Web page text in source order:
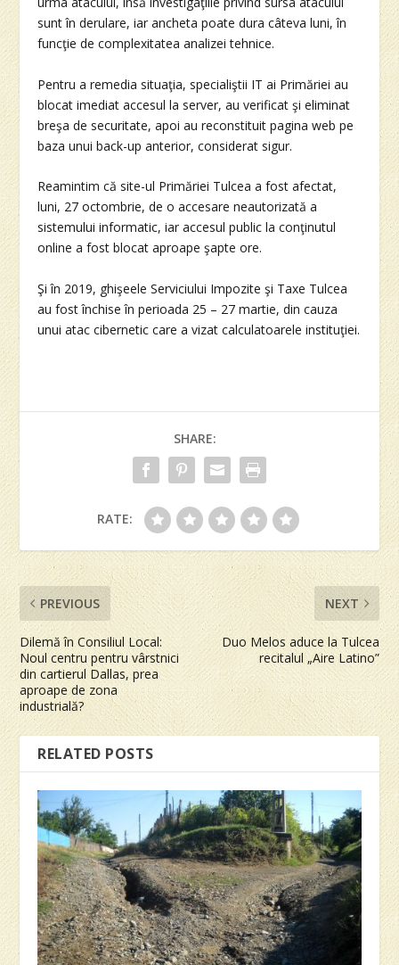
sunt în derulare, iar ancheta poate dura câteva luni, în
funcţie de complexitatea analizei tehnice.
Pentru a remedia situaţia, specialiştii IT ai Primăriei au
blocat imediat accesul la server, au verificat şi eliminat
breşa de securitate, apoi au reconstituit pagina web pe
baza unui back-up anterior, considerat sigur.
Reamintim că site-ul Primăriei Tulcea a fost afectat,
luni, 27 octombrie, de o accesare neautorizată a
sistemului informatic, iar accesul public la conţinutul
online a fost blocat aproape şapte ore.
Şi în 2019, ghişeele Serviciului Impozite şi Taxe Tulcea
au fost închise în perioada 25 – 27 martie, din cauza
unui atac cibernetic care a vizat calculatoarele instituţiei.
SHARE:
RATE:
PREVIOUS
Dilemă în Consiliul Local:
Noul centru pentru vârstnici
din cartierul Dallas, prea
aproape de zona
industrială?
NEXT
Duo Melos aduce la Tulcea
recitalul „Aire Latino”
RELATED POSTS